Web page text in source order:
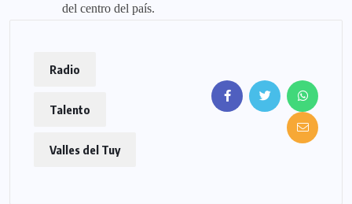
del centro del país.
Radio
Talento
Valles del Tuy